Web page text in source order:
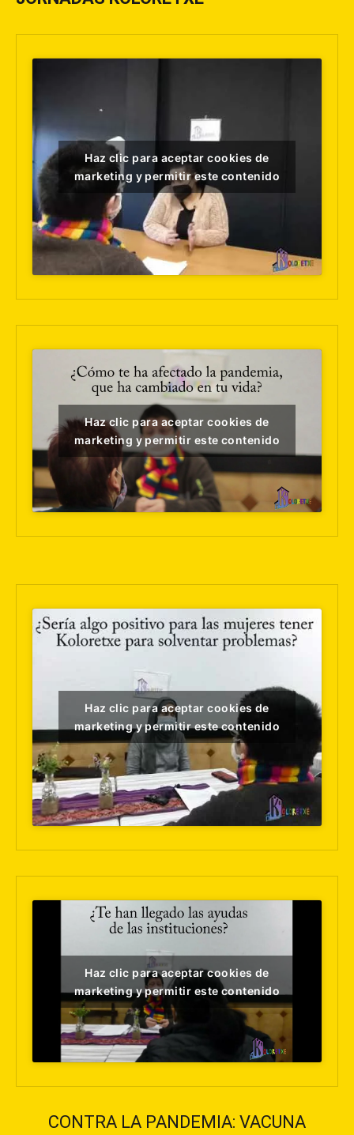
Haz clic para aceptar cookies de
marketing y permitir este contenido
Haz clic para aceptar cookies de
marketing y permitir este contenido
Haz clic para aceptar cookies de
marketing y permitir este contenido
Haz clic para aceptar cookies de
marketing y permitir este contenido
CONTRA LA PANDEMIA: VACUNA